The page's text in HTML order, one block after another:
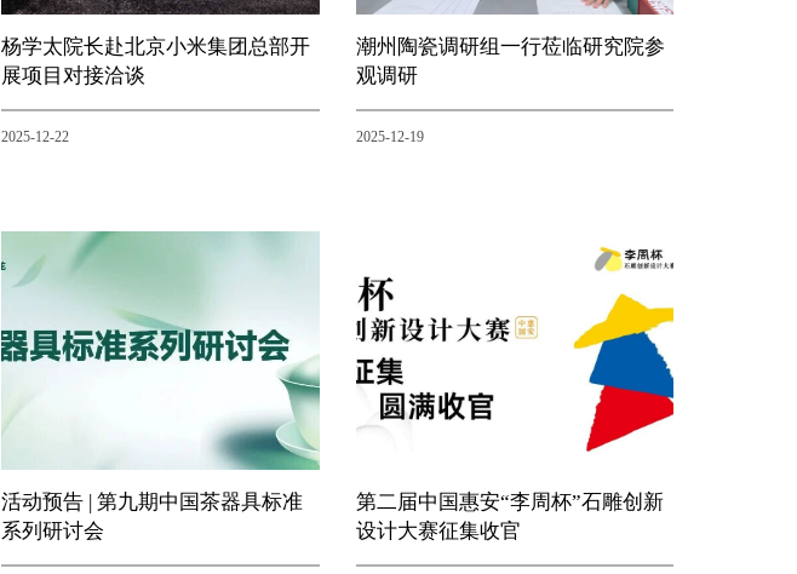
杨学太院长赴北京小米集团总部开
展项目对接洽谈
2025-12-22
潮州陶瓷调研组一行莅临研究院参
观调研
2025-12-19
活动预告 | 第九期中国茶器具标准
系列研讨会
第二届中国惠安“李周杯”石雕创新
设计大赛征集收官